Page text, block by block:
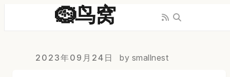
🪹鸟窝
2023年09月24日 by smallnest